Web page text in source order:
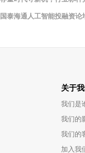
国泰海通人工智能投融资论
关于
我们是
我们的
我们的
加入我